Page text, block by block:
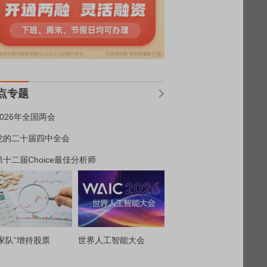
专题
年全国两会
的二十届四中全会
十二届Choice最佳分析师
队”增持股票 世界人工智能大会